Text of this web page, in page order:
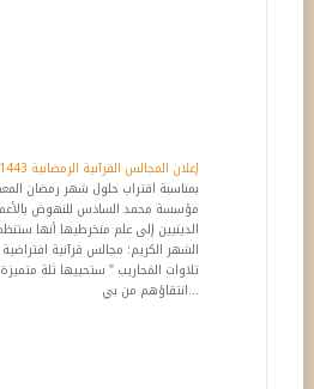
مؤسسة محمد السادس للنهوض
الدينيين إلى علم منخرطيها أنها
الشهر الكريم: مجالس قرآنية
تلاوات المَحاريب " ستحييها ثلة
انتقاؤهم من بي...